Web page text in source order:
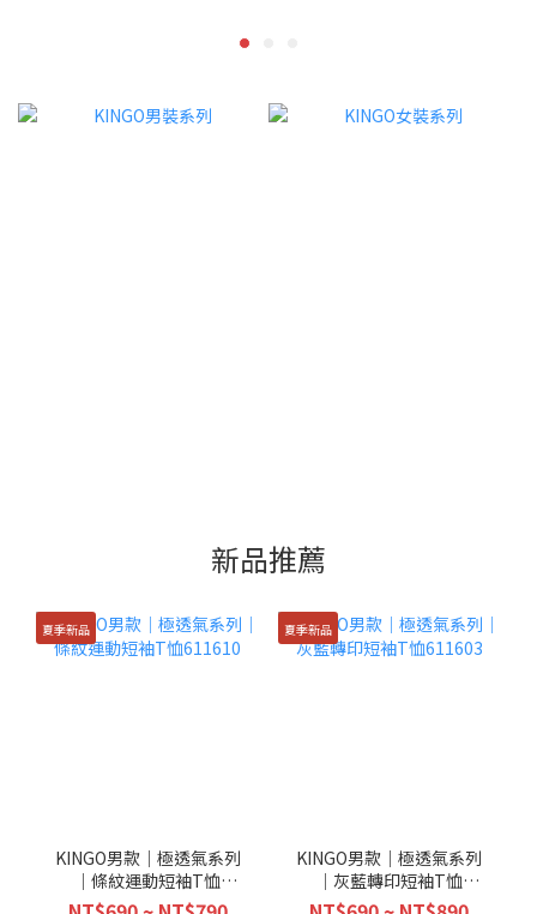
新品推薦
夏季新品
KINGO男款｜極透氣系列
｜條紋運動短袖T恤
611610
夏季新品
KINGO男款｜極透氣系列
｜灰藍轉印短袖T恤
611603